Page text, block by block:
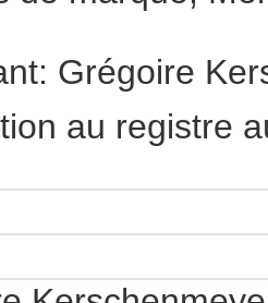
Grégoire
au registre